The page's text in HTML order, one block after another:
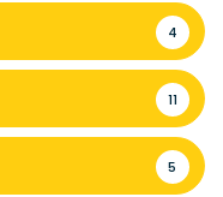
4
11
5